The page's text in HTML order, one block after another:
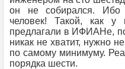
он не собирался. Ибо
человек! Такой, как
предлагали в ИФИАНе,
никак не хватит, нужно
по самому минимуму.
порядка шести.